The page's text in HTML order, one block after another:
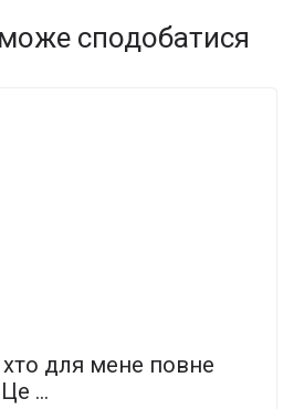
сподобатися
для мене повне
Це …